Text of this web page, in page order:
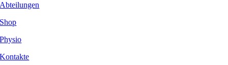
Abteilungen
Shop
Physio
Kontakte